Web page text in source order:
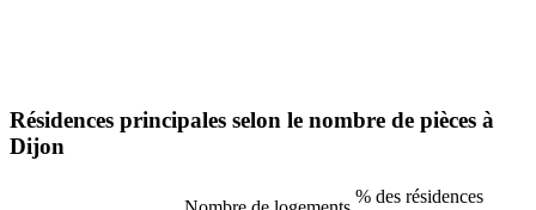
Résidences principales selon le nombre de pièces à
Dijon
% des résidences